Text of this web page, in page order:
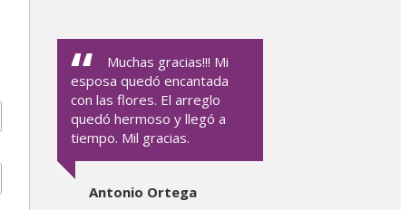
Muchas gracias!!! Mi
esposa quedó encantada
con las flores. El arreglo
quedó hermoso y llegó a
tiempo. Mil gracias.
Antonio Ortega